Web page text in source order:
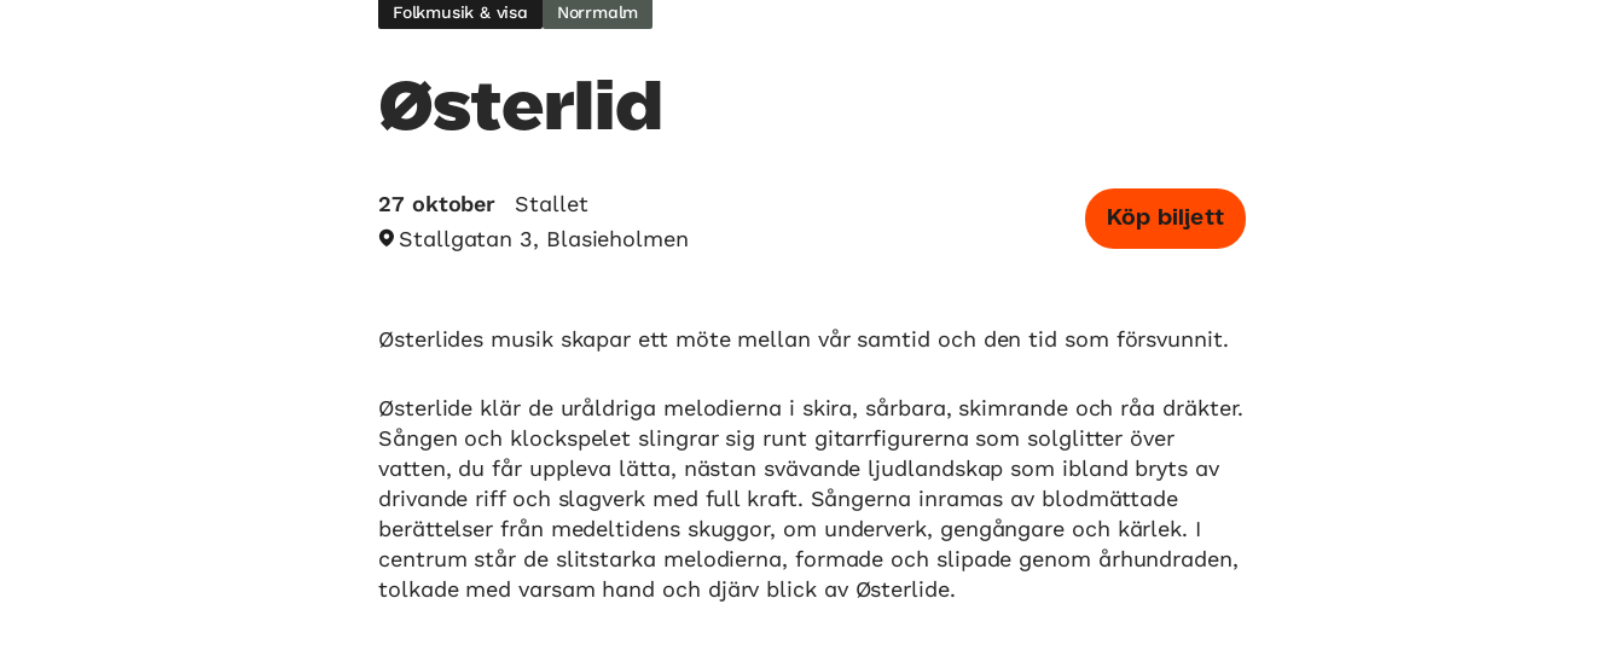
Folkmusik & visa Norrmalm
Østerlid
27 oktober
Stallet
Stallgatan 3, Blasieholmen
Köp biljett
Østerlides musik skapar ett möte mellan vår samtid och den tid som försvunnit.
Østerlide klär de uråldriga melodierna i skira, sårbara, skimrande och råa dräkter.
Sången och klockspelet slingrar sig runt gitarrfigurerna som solglitter över
vatten, du får uppleva lätta, nästan svävande ljudlandskap som ibland bryts av
drivande riff och slagverk med full kraft. Sångerna inramas av blodmättade
berättelser från medeltidens skuggor, om underverk, gengångare och kärlek. I
centrum står de slitstarka melodierna, formade och slipade genom århundraden,
tolkade med varsam hand och djärv blick av Østerlide.